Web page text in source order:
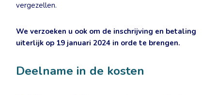
vergezellen.
We verzoeken u ook om de inschrijving en betaling
uiterlijk op 19 januari 2024 in orde te brengen.
Deelname in de kosten